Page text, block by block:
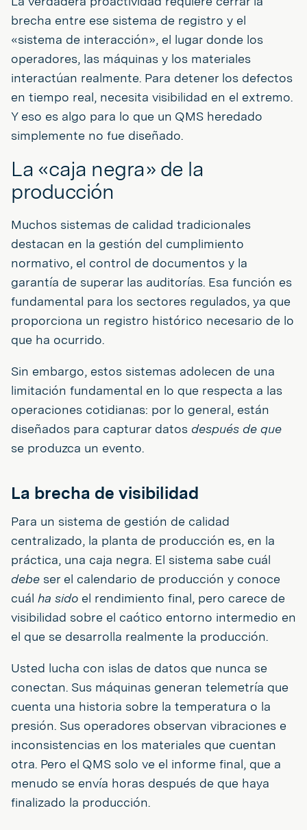
brecha entre ese sistema de registro y el
«sistema de interacción», el lugar donde los
operadores, las máquinas y los materiales
interactúan realmente. Para detener los defectos
en tiempo real, necesita visibilidad en el extremo.
Y eso es algo para lo que un QMS heredado
simplemente no fue diseñado.
La «caja negra» de la
producción
Muchos sistemas de calidad tradicionales
destacan en la gestión del cumplimiento
normativo, el control de documentos y la
garantía de superar las auditorías. Esa función es
fundamental para los sectores regulados, ya que
proporciona un registro histórico necesario de lo
que ha ocurrido.
Sin embargo, estos sistemas adolecen de una
limitación fundamental en lo que respecta a las
operaciones cotidianas: por lo general, están
diseñados para capturar datos después de que
se produzca un evento.
La brecha de visibilidad
Para un sistema de gestión de calidad
centralizado, la planta de producción es, en la
práctica, una caja negra. El sistema sabe cuál
debe ser el calendario de producción y conoce
cuál ha sido el rendimiento final, pero carece de
visibilidad sobre el caótico entorno intermedio en
el que se desarrolla realmente la producción.
Usted lucha con islas de datos que nunca se
conectan. Sus máquinas generan telemetría que
cuenta una historia sobre la temperatura o la
presión. Sus operadores observan vibraciones e
inconsistencias en los materiales que cuentan
otra. Pero el QMS solo ve el informe final, que a
menudo se envía horas después de que haya
finalizado la producción.